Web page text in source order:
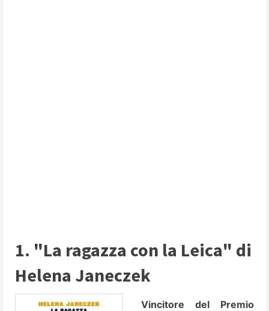
1. "La ragazza con la Leica" di
Helena Janeczek
Vincitore del Premio